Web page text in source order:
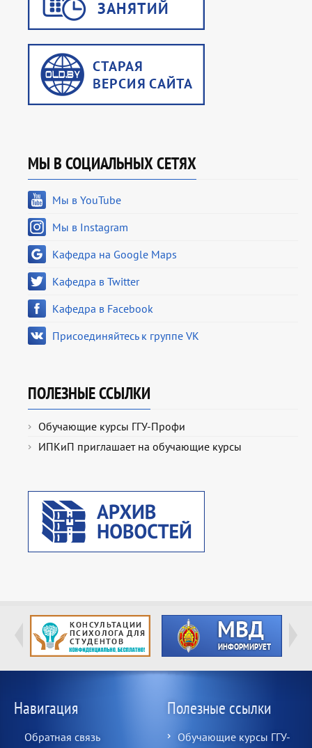
МЫ В СОЦИАЛЬНЫХ СЕТЯХ
Мы в YouTube
Мы в Instagram
Кафедра на Google Maps
Кафедра в Twitter
Кафедра в Facebook
Присоединяйтесь к группе VK
ПОЛЕЗНЫЕ ССЫЛКИ
Обучающие курсы ГГУ-Профи
ИПКиП приглашает на обучающие курсы
Навигация
Обратная связь
Полезные ссылки
Обучающие курсы ГГУ-